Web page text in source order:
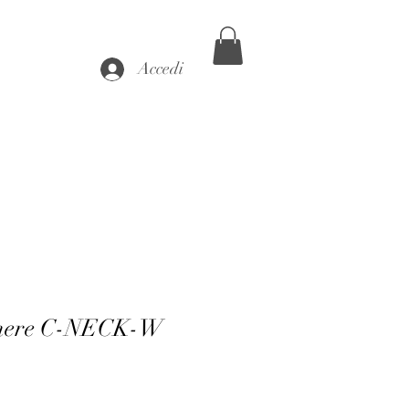
Accedi
C-NECK-W